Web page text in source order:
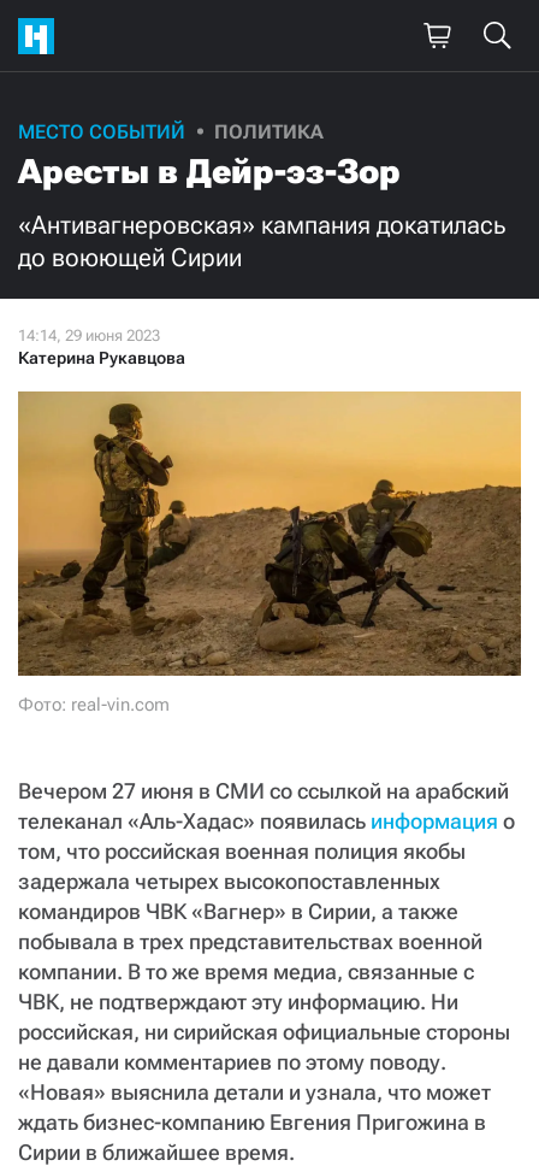
МЕСТО СОБЫТИЙ ПОЛИТИКА
Аресты в Дейр-эз-Зор
«Антивагнеровская» кампания докатилась
до воюющей Сирии
Катерина Рукавцова
Фото: real-vin.com
Вечером 27 июня в СМИ со ссылкой на арабский
телеканал «Аль-Хадас» появилась информация о
том, что российская военная полиция якобы
задержала четырех высокопоставленных
командиров ЧВК «Вагнер» в Сирии, а также
побывала в трех представительствах военной
компании. В то же время медиа, связанные с
ЧВК, не подтверждают эту информацию. Ни
российская, ни сирийская официальные стороны
не давали комментариев по этому поводу.
«Новая» выяснила детали и узнала, что может
ждать бизнес-компанию Евгения Пригожина в
Сирии в ближайшее время.
Поддержите
нашу работу!
Ежемесячно Разово
500
Нажимая кнопку «Стать соучастником»,
я принимаю условия и подтверждаю свое гражданство РФ
СТАТЬ СОУЧАСТНИКОМ
ПОДЕЛИТЬСЯ С ДРУЗЬЯМИ
Если у вас есть вопросы, пишите donate@novayagazeta.ruили
звоните:
+7 (929) 612-03-68